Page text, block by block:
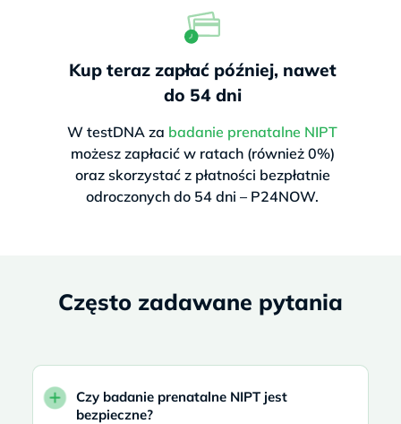
Kup teraz zapłać później, nawet
do 54 dni
W testDNA za badanie prenatalne NIPT
możesz zapłacić w ratach (również 0%)
oraz skorzystać z płatności bezpłatnie
odroczonych do 54 dni – P24NOW.
Często zadawane pytania
Czy badanie prenatalne NIPT jest
bezpieczne?